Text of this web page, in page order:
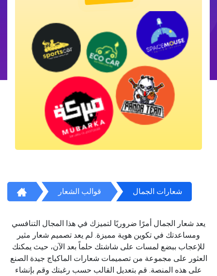
قوالب الشعار شعارات الجمال
يعد شعار الجمال أمرًا ضروريًا لتميزك في هذا المجال التنافسي
ومساعدتك في تكوين هوية مميزة. لم يعد تصميم شعار مثير
للإعجاب ببضع لمسات على شاشتك حلماً بعد الآن، حيث يمكنك
العثور على مجموعة من تصميمات شعارات الماكياج جيدة الصنع
على هذه المنصة. قم بتعديل القالب حسب رغبتك وقم بإنشاء